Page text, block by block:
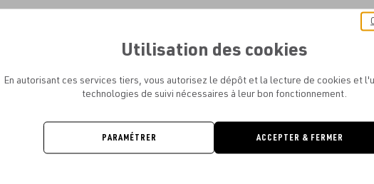
aux
Utilisation des cookies
En autorisant ces services tiers, vous autorisez le dépôt et la lecture de cookies et
technologies de suivi nécessaires à leur bon fonctionnement.
PARAMÉTRER ACCEPTER & FERMER